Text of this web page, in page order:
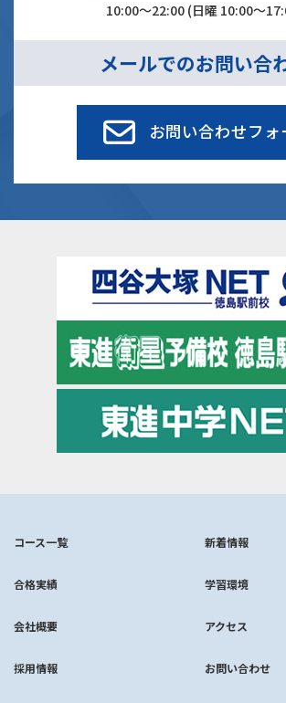
10:00～22:00 (日曜 10:00～
メールでのお問い合
お問い合わせフォ
コース一覧 新着情報
合格実績 学習環境
会社概要 アクセス
採用情報 お問い合わせ